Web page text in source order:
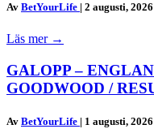
Av BetYourLife | 2 augusti, 2026
Läs mer →
GALOPP –
GOODWOOD /
Av BetYourLife | 1 augusti, 2026